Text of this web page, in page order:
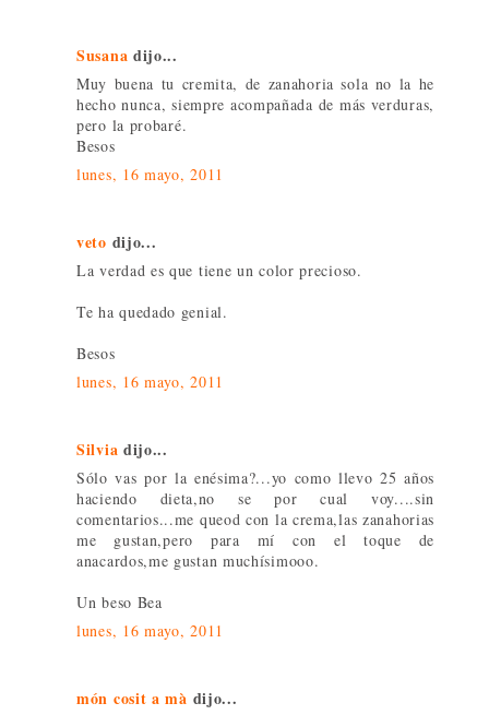
Susana dijo...
Muy buena tu cremita, de zanahoria sola no la he
hecho nunca, siempre acompañada de más verduras,
pero la probaré.
Besos
lunes, 16 mayo, 2011
veto dijo...
La verdad es que tiene un color precioso.
Te ha quedado genial.
Besos
lunes, 16 mayo, 2011
Silvia dijo...
Sólo vas por la enésima?...yo como llevo 25 años
haciendo dieta,no se por cual voy....sin
comentarios...me queod con la crema,las zanahorias
me gustan,pero para mí con el toque de
anacardos,me gustan muchísimooo.
Un beso Bea
lunes, 16 mayo, 2011
món cosit a mà dijo...